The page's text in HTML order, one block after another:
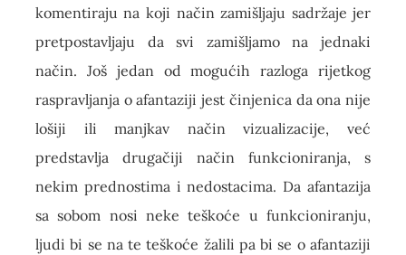
komentiraju na koji način zamišljaju sadržaje jer
pretpostavljaju da svi zamišljamo na jednaki
način. Još jedan od mogućih razloga rijetkog
raspravljanja o afantaziji jest činjenica da ona nije
lošiji ili manjkav način vizualizacije, već
predstavlja drugačiji način funkcioniranja, s
nekim prednostima i nedostacima. Da afantazija
sa sobom nosi neke teškoće u funkcioniranju,
ljudi bi se na te teškoće žalili pa bi se o afantaziji